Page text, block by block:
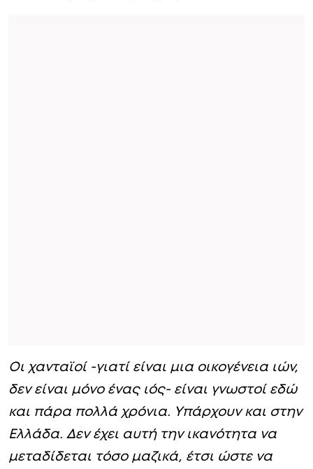
Οι χανταϊοί -γιατί είναι μια οικογένεια ιών,
δεν είναι μόνο ένας ιός- είναι γνωστοί εδώ
και πάρα πολλά χρόνια. Υπάρχουν και στην
Ελλάδα. Δεν έχει αυτή την ικανότητα να
μεταδίδεται τόσο μαζικά, έτσι ώστε να